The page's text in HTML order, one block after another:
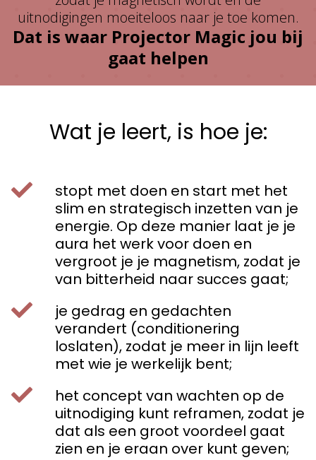
uitnodigingen moeiteloos naar je toe komen.
Dat is waar Projector Magic jou bij
gaat helpen
Wat je leert, is hoe je:
stopt met doen en start met het
slim en strategisch inzetten van je
energie. Op deze manier laat je je
aura het werk voor doen en
vergroot je je magnetism, zodat je
van bitterheid naar succes gaat;
je gedrag en gedachten
verandert (conditionering
loslaten), zodat je meer in lijn leeft
met wie je werkelijk bent;
het concept van wachten op de
uitnodiging kunt reframen, zodat je
dat als een groot voordeel gaat
zien en je eraan over kunt geven;